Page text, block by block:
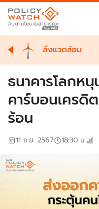
สิ่งแวดล้อม
ธนาคารโลกห
คาร์บอนเครดิ
ร้อน
11 ก.ย. 2567 18:30 น.